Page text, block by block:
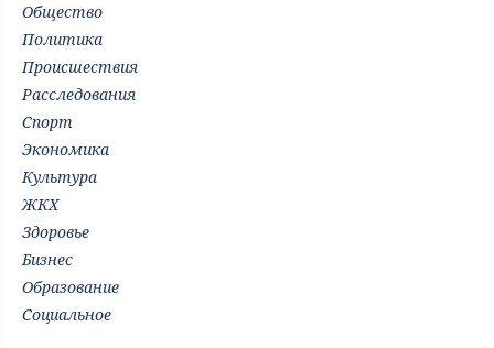
Общество
Политика
Происшествия
Расследования
Спорт
Экономика
Культура
ЖКХ
Здоровье
Бизнес
Образование
Социальное